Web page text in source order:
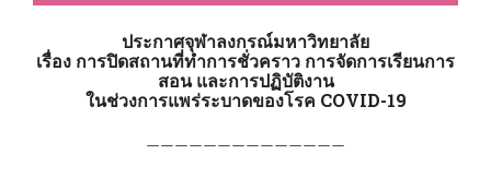
ประกาศจุฬาลงกรณ์มหาวิทยาลัย
เรื่อง การปิดสถานที่ทำการชั่วคราว การจัดการเรียนการ
สอน และการปฏิบัติงาน
ในช่วงการแพร่ระบาดของโรค COVID-19
——————————————